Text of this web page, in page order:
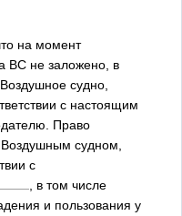
на момент
ВС не заложено, в
судно,
с настоящим
Право
судном,
с
, в том числе
и пользования у